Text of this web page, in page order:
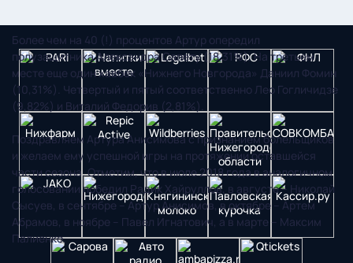
Более чем на 40 (!) процентов Артур опередил
полузащитника Александра Сапету (18,31%). На третьем
месте еще один хавбек «Нижнего Новгорода» Даниил Фомин
(10,31%). Четвертый и пятый соответственно Лео Гогличидзе
(9,82%) и Виталий Федорив (2,81%).
Поздравляем Артура Анисимова с признанием болельщиков
и желаем ему успешной игры на протяжении оставшейся
части сезона. Отметим, что в июле 2018 года в аналогичном
голосовании победил Радик Хайруллов, в августе – Николай
Сысуев, в сентябре – Артур Анисимов, в октябре – Артем
Абрамов, в ноябре – Павел Игнатович, а в марте – Максим
Палиенко.